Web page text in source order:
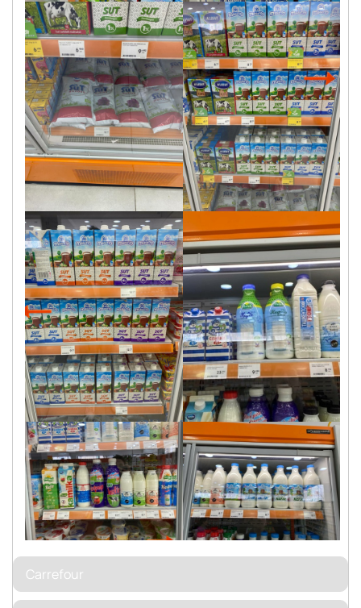
Carrefour